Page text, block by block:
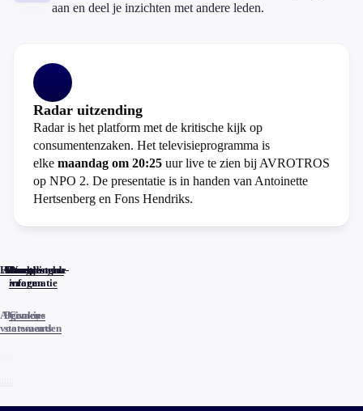
aan en deel je inzichten met andere leden.
Radar uitzending
Radar is het platform met de kritische kijk op
consumentenzaken. Het televisieprogramma is
elke maandag om 20:25 uur live te zien bij AVROTROS
op NPO 2. De presentatie is in handen van Antoinette
Hertsenberg en Fons Hendriks.
Home
Actueel
Uitzendingen
Reacties
Programma-
informatie
Veelgestelde
vragen
Algemene
voorwaarden
Privacy
statements
Cookies